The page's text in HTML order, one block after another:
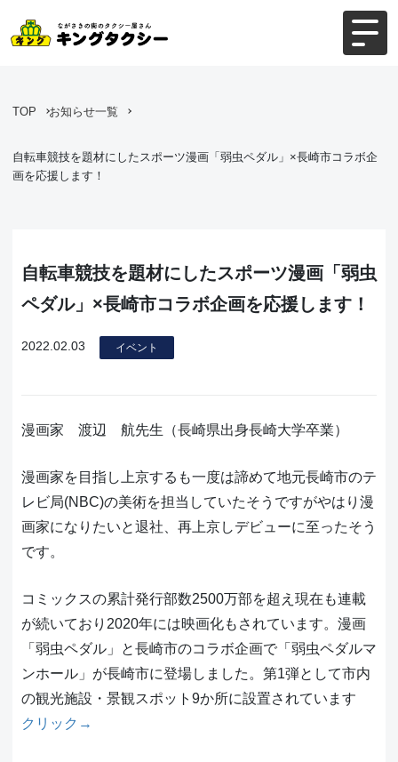
TOP お知らせ一覧
自転車競技を題材にしたスポーツ漫画「弱虫ペダル」×長崎市コラボ企
画を応援します！
自転車競技を題材にしたスポーツ漫画「弱虫
ペダル」×長崎市コラボ企画を応援します！
2022.02.03 イベント
漫画家 渡辺 航先生（長崎県出身長崎大学卒業）
漫画家を目指し上京するも一度は諦めて地元長崎市のテ
レビ局(NBC)の美術を担当していたそうですがやはり漫
画家になりたいと退社、再上京しデビューに至ったそう
です。
コミックスの累計発行部数2500万部を超え現在も連載
が続いており2020年には映画化もされています。漫画
「弱虫ペダル」と長崎市のコラボ企画で「弱虫ペダルマ
ンホール」が長崎市に登場しました。第1弾として市内
の観光施設・景観スポット9か所に設置されています
クリック→